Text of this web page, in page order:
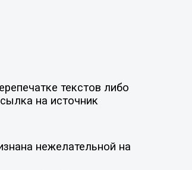
текстов либо
на источник
нежелательной на